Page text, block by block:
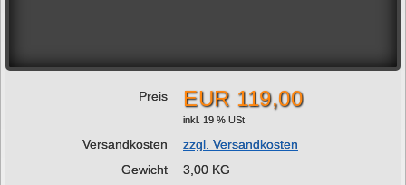
Preis EUR 119,00
inkl. 19 % USt
Versandkosten
zzgl. Versandkosten
Gewicht
3,00 KG